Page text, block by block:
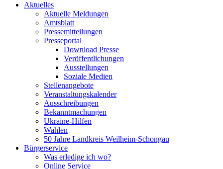
Aktuelles
Aktuelle Meldungen
Amtsblatt
Pressemitteilungen
Presseportal
Download Presse
Veröffentlichungen
Ausstellungen
Soziale Medien
Stellenangebote
Veranstaltungskalender
Ausschreibungen
Bekanntmachungen
Ukraine-Hilfen
Wahlen
50 Jahre Landkreis Weilheim-Schongau
Bürgerservice
Was erledige ich wo?
Online Service